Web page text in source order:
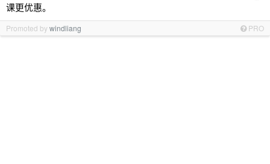
课更优惠。
Promoted bywindliang PRO